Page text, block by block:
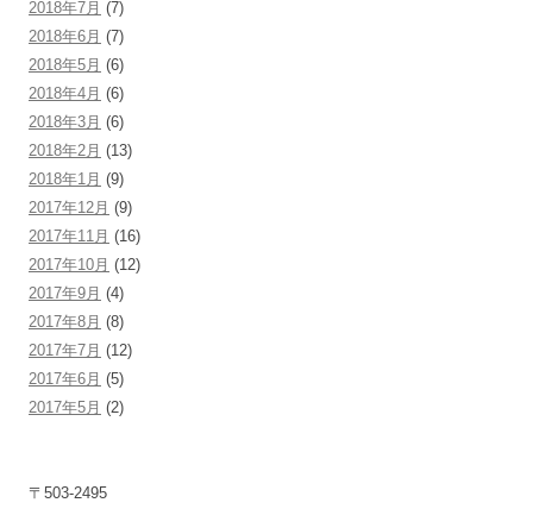
2018年7月 (7)
2018年6月 (7)
2018年5月 (6)
2018年4月 (6)
2018年3月 (6)
2018年2月 (13)
2018年1月 (9)
2017年12月 (9)
2017年11月 (16)
2017年10月 (12)
2017年9月 (4)
2017年8月 (8)
2017年7月 (12)
2017年6月 (5)
2017年5月 (2)
〒503-2495